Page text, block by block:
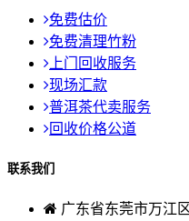
免费估价
免费清理竹粉
上门回收服务
现场汇款
普洱茶代卖服务
回收价格公道
联系我们
广东省东莞市万江